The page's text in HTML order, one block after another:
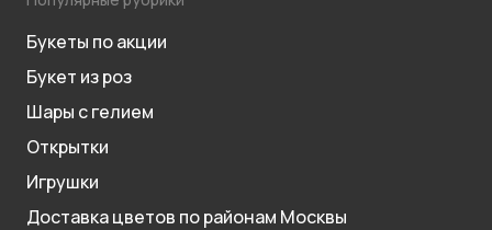
Букеты по акции
Букет из роз
Шары с гелием
Открытки
Игрушки
Доставка цветов по районам Москвы